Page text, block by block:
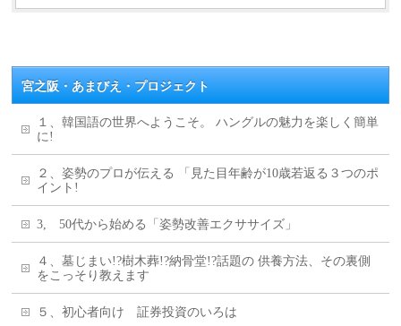
宮之阪・あまびえ・プロジェクト
１、韓国語の世界へようこそ。 ハングルの魅力を楽しく簡単
に!
２、姿勢のプロが伝える 「見た目年齢が10歳若返る３つのポ
イント!
3, 50代から始める「姿勢改善エクササイズ」
４、墓じまい!?樹木葬!?納骨堂!?話題の 供養方法、その裏側
をこっそり教えます
５、初心者向け 証券投資のいろは